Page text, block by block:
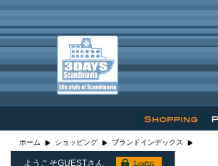
ホーム ショッピング ブランドインデックス
ようこそGUESTさん